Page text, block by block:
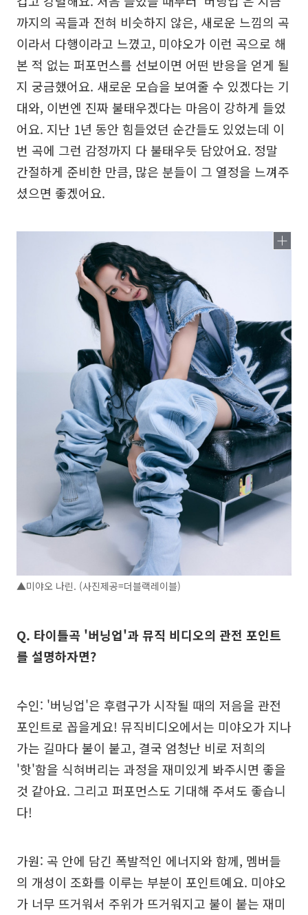
까지의 곡들과 전혀 비슷하지 않은, 새로운 느낌의 곡
이라서 다행이라고 느꼈고, 미야오가 이런 곡으로 해
본 적 없는 퍼포먼스를 선보이면 어떤 반응을 얻게 될
지 궁금했어요. 새로운 모습을 보여줄 수 있겠다는 기
대와, 이번엔 진짜 불태우겠다는 마음이 강하게 들었
어요. 지난 1년 동안 힘들었던 순간들도 있었는데 이
번 곡에 그런 감정까지 다 불태우듯 담았어요. 정말
간절하게 준비한 만큼, 많은 분들이 그 열정을 느껴주
셨으면 좋겠어요.
▲미야오 나린. (사진제공=더블랙레이블)
Q. 타이틀곡 '버닝업'과 뮤직 비디오의 관전 포인트
를 설명하자면?
수인: '버닝업'은 후렴구가 시작될 때의 저음을 관전
포인트로 꼽을게요! 뮤직비디오에서는 미야오가 지나
가는 길마다 불이 붙고, 결국 엄청난 비로 저희의
'핫'함을 식혀버리는 과정을 재미있게 봐주시면 좋을
것 같아요. 그리고 퍼포먼스도 기대해 주셔도 좋습니
다!
가원: 곡 안에 담긴 폭발적인 에너지와 함께, 멤버들
의 개성이 조화를 이루는 부분이 포인트예요. 미야오
가 너무 뜨거워서 주위가 뜨거워지고 불이 붙는 재미